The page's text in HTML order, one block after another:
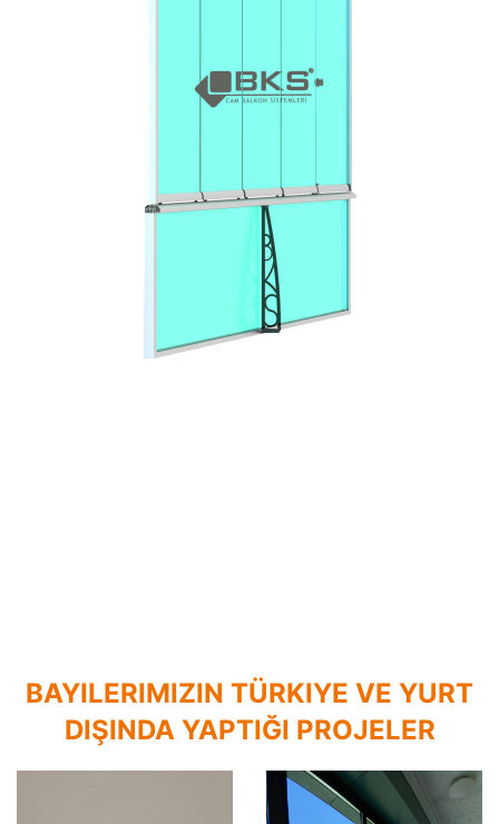
BAYILERIMIZIN TÜRKIYE VE YURT
DIŞINDA YAPTIĞI PROJELER